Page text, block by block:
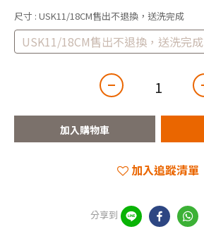
尺寸 : USK11/18CM售出不退換，送洗完成
USK11/18CM售出不退換，送洗完成
加入購物車
加入追蹤清單
分享到